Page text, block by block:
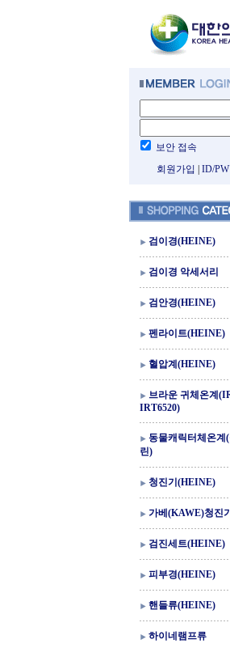
보안 접속
회원가입
ID/PW
검이경(HEINE)
검이경 악세서리
검안경(HEINE)
펜라이트(HEINE)
혈압계(HEINE)
브라운 귀체온계
IRT6520)
동물캐릭터체온계
린)
청진기(HEINE)
가베(KAWE)청진기
검진세트(HEINE)
피부경(HEINE)
핸들류(HEINE)
하이네램프류